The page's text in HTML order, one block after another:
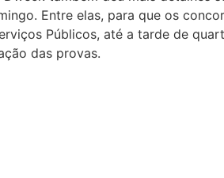
Entre elas, para que os
Públicos, até a tarde de
das provas.